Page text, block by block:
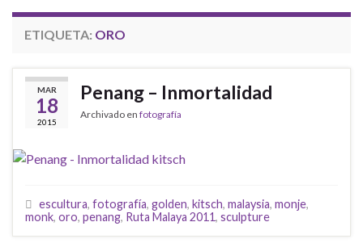
ETIQUETA: ORO
MAR
18
2015
Penang – Inmortalidad
Archivado en fotografía
escultura, fotografía, golden, kitsch, malaysia, monje,
monk, oro, penang, Ruta Malaya 2011, sculpture